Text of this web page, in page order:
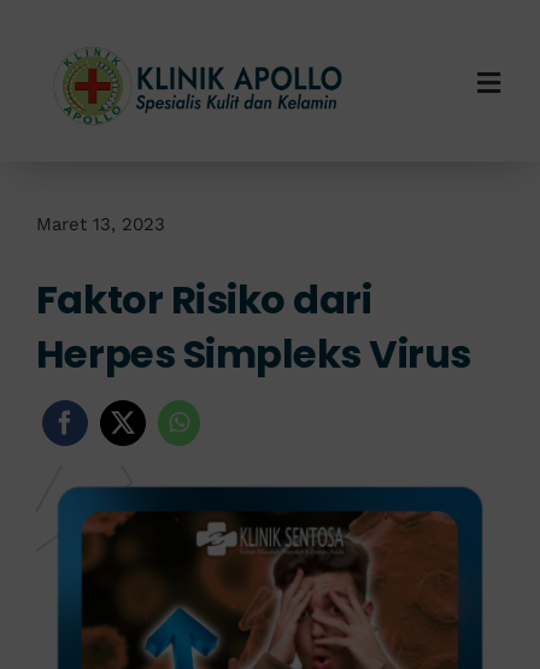
content
Layanan Kami
Info Klinik
Maret 13, 2023
Faktor Risiko dari
Herpes Simpleks Virus